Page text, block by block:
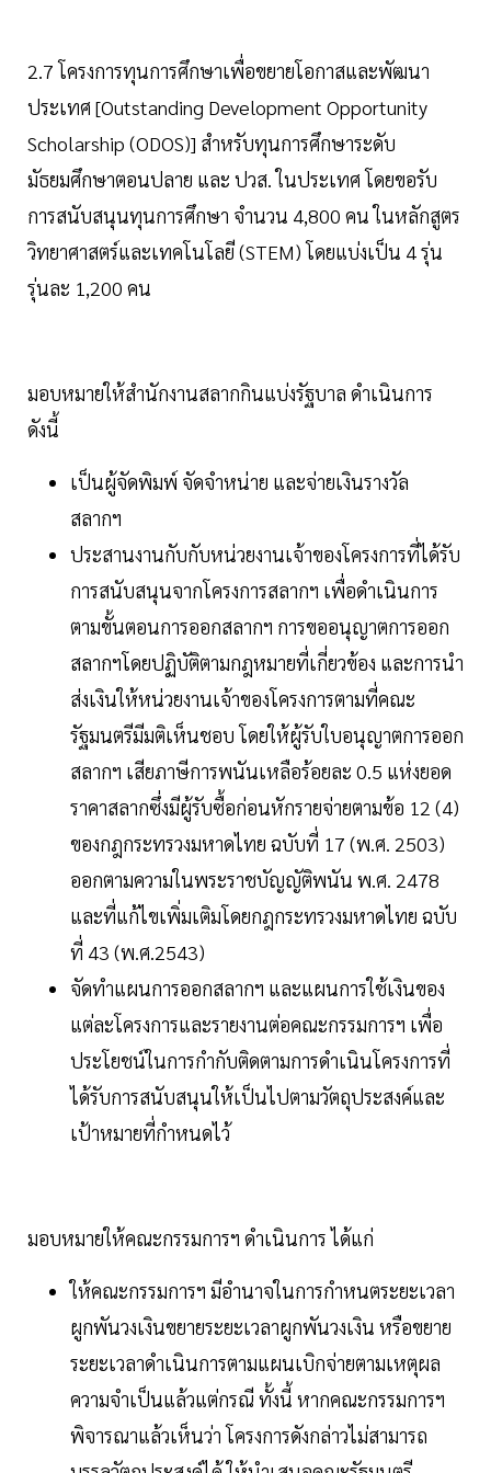
2.7 โครงการทุนการศึกษาเพื่อขยายโอกาสและพัฒนา
ประเทศ [Outstanding Development Opportunity
Scholarship (ODOS)] สำหรับทุนการศึกษาระดับ
มัธยมศึกษาตอนปลาย และ ปวส. ในประเทศ โดยขอรับ
การสนับสนุนทุนการศึกษา จำนวน 4,800 คน ในหลักสูตร
วิทยาศาสตร์และเทคโนโลยี (STEM) โดยแบ่งเป็น 4 รุ่น
รุ่นละ 1,200 คน
มอบหมายให้สำนักงานสลากกินแบ่งรัฐบาล ดำเนินการ
ดังนี้
เป็นผู้จัดพิมพ์ จัดจำหน่าย และจ่ายเงินรางวัล
สลากฯ
ประสานงานกับกับหน่วยงานเจ้าของโครงการที่ได้รับ
การสนับสนุนจากโครงการสลากฯ เพื่อดำเนินการ
ตามขั้นตอนการออกสลากฯ การขออนุญาตการออก
สลากฯโดยปฏิบัติตามกฎหมายที่เกี่ยวข้อง และการนำ
ส่งเงินให้หน่วยงานเจ้าของโครงการตามที่คณะ
รัฐมนตรีมีมติเห็นชอบ โดยให้ผู้รับใบอนุญาตการออก
สลากฯ เสียภาษีการพนันเหลือร้อยละ 0.5 แห่งยอด
ราคาสลากซึ่งมีผู้รับซื้อก่อนหักรายจ่ายตามข้อ 12 (4)
ของกฎกระทรวงมหาดไทย ฉบับที่ 17 (พ.ศ. 2503)
ออกตามความในพระราชบัญญัติพนัน พ.ศ. 2478
และที่แก้ไขเพิ่มเติมโดยกฎกระทรวงมหาดไทย ฉบับ
ที่ 43 (พ.ศ.2543)
จัดทำแผนการออกสลากฯ และแผนการใช้เงินของ
แต่ละโครงการและรายงานต่อคณะกรรมการฯ เพื่อ
ประโยชน์ในการกำกับติดตามการดำเนินโครงการที่
ได้รับการสนับสนุนให้เป็นไปตามวัตถุประสงค์และ
เป้าหมายที่กำหนดไว้
มอบหมายให้คณะกรรมการฯ ดำเนินการ ได้แก่
ให้คณะกรรมการฯ มีอำนาจในการกำหนตระยะเวลา
ผูกพันวงเงินขยายระยะเวลาผูกพันวงเงิน หรือขยาย
ระยะเวลาดำเนินการตามแผนเบิกจ่ายตามเหตุผล
ความจำเป็นแล้วแต่กรณี ทั้งนี้ หากคณะกรรมการฯ
พิจารณาแล้วเห็นว่า โครงการดังกล่าวไม่สามารถ